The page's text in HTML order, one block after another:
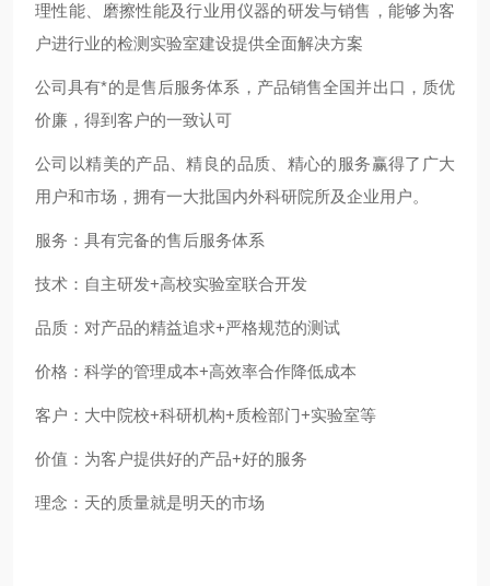
理性能、磨擦性能及行业用仪器的研发与销售，能够为客
户进行业的检测实验室建设提供全面解决方案
公司具有*的是售后服务体系，产品销售全国并出口，质优
价廉，得到客户的一致认可
公司以精美的产品、精良的品质、精心的服务赢得了广大
用户和市场，拥有一大批国内外科研院所及企业用户。
服务：具有完备的售后服务体系
技术：自主研发+高校实验室联合开发
品质：对产品的精益追求+严格规范的测试
价格：科学的管理成本+高效率合作降低成本
客户：大中院校+科研机构+质检部门+实验室等
价值：为客户提供好的产品+好的服务
理念：天的质量就是明天的市场